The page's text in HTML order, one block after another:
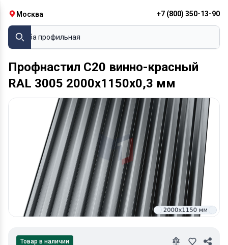
Москва +7 (800) 350-13-90
Труба профильная
Профнастил С20 винно-красный
RAL 3005 2000х1150х0,3 мм
Товар в наличии